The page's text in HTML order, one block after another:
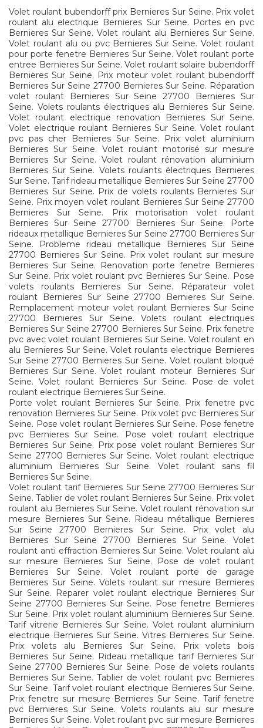
Volet roulant bubendorff prix Bernieres Sur Seine. Prix volet
roulant alu electrique Bernieres Sur Seine. Portes en pvc
Bernieres Sur Seine. Volet roulant alu Bernieres Sur Seine.
Volet roulant alu ou pvc Bernieres Sur Seine. Volet roulant
pour porte fenetre Bernieres Sur Seine. Volet roulant porte
entree Bernieres Sur Seine. Volet roulant solaire bubendorff
Bernieres Sur Seine. Prix moteur volet roulant bubendorff
Bernieres Sur Seine 27700 Bernieres Sur Seine. Réparation
volet roulant Bernieres Sur Seine 27700 Bernieres Sur
Seine. Volets roulants électriques alu Bernieres Sur Seine.
Volet roulant electrique renovation Bernieres Sur Seine.
Volet electrique roulant Bernieres Sur Seine. Volet roulant
pvc pas cher Bernieres Sur Seine. Prix volet aluminium
Bernieres Sur Seine. Volet roulant motorisé sur mesure
Bernieres Sur Seine. Volet roulant rénovation aluminium
Bernieres Sur Seine. Volets roulants électriques Bernieres
Sur Seine. Tarif rideau metallique Bernieres Sur Seine 27700
Bernieres Sur Seine. Prix de volets roulants Bernieres Sur
Seine. Prix moyen volet roulant Bernieres Sur Seine 27700
Bernieres Sur Seine. Prix motorisation volet roulant
Bernieres Sur Seine 27700 Bernieres Sur Seine. Porte
rideaux metallique Bernieres Sur Seine 27700 Bernieres Sur
Seine. Probleme rideau metallique Bernieres Sur Seine
27700 Bernieres Sur Seine. Prix volet roulant sur mesure
Bernieres Sur Seine. Renovation porte fenetre Bernieres
Sur Seine. Prix volet roulant pvc Bernieres Sur Seine. Pose
volets roulants Bernieres Sur Seine. Réparateur volet
roulant Bernieres Sur Seine 27700 Bernieres Sur Seine.
Remplacement moteur volet roulant Bernieres Sur Seine
27700 Bernieres Sur Seine. Volets roulant electriques
Bernieres Sur Seine 27700 Bernieres Sur Seine. Prix fenetre
pvc avec volet roulant Bernieres Sur Seine. Volet roulant en
alu Bernieres Sur Seine. Volet roulants electrique Bernieres
Sur Seine 27700 Bernieres Sur Seine. Volet roulant bloqué
Bernieres Sur Seine. Volet roulant moteur Bernieres Sur
Seine. Volet roulant Bernieres Sur Seine. Pose de volet
roulant electrique Bernieres Sur Seine.
Porte volet roulant Bernieres Sur Seine. Prix fenetre pvc
renovation Bernieres Sur Seine. Prix volet pvc Bernieres Sur
Seine. Pose volet roulant Bernieres Sur Seine. Pose fenetre
pvc Bernieres Sur Seine. Pose volet roulant electrique
Bernieres Sur Seine. Prix pose volet roulant Bernieres Sur
Seine 27700 Bernieres Sur Seine. Volet roulant electrique
aluminium Bernieres Sur Seine. Volet roulant sans fil
Bernieres Sur Seine.
Volet roulant tarif Bernieres Sur Seine 27700 Bernieres Sur
Seine. Tablier de volet roulant Bernieres Sur Seine. Prix volet
roulant alu Bernieres Sur Seine. Volet roulant rénovation sur
mesure Bernieres Sur Seine. Rideau métallique Bernieres
Sur Seine 27700 Bernieres Sur Seine. Prix volet alu
Bernieres Sur Seine 27700 Bernieres Sur Seine. Volet
roulant anti effraction Bernieres Sur Seine. Volet roulant alu
sur mesure Bernieres Sur Seine. Pose de volet roulant
Bernieres Sur Seine. Volet roulant porte de garage
Bernieres Sur Seine. Volets roulant sur mesure Bernieres
Sur Seine. Reparer volet roulant electrique Bernieres Sur
Seine 27700 Bernieres Sur Seine. Pose fenetre Bernieres
Sur Seine. Prix volet roulant aluminium Bernieres Sur Seine.
Tarif vitrerie Bernieres Sur Seine. Volet roulant aluminium
electrique Bernieres Sur Seine. Vitres Bernieres Sur Seine.
Prix volets alu Bernieres Sur Seine. Prix volets bois
Bernieres Sur Seine. Rideau metallique tarif Bernieres Sur
Seine 27700 Bernieres Sur Seine. Pose de volets roulants
Bernieres Sur Seine. Tablier de volet roulant pvc Bernieres
Sur Seine. Tarif volet roulant electrique Bernieres Sur Seine.
Prix fenetre sur mesure Bernieres Sur Seine. Tarif fenetre
pvc Bernieres Sur Seine. Volets roulants alu sur mesure
Bernieres Sur Seine. Volet roulant pvc sur mesure Bernieres